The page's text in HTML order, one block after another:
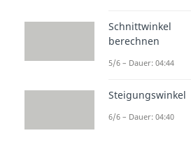
Schnittwinkel
berechnen
5/6 – Dauer: 04:44
Steigungswinkel
6/6 – Dauer: 04:40